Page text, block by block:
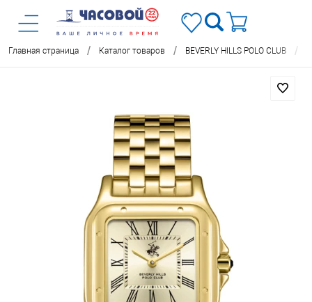
Главная страница / Каталог товаров / BEVERLY HILLS POLO CLUB /